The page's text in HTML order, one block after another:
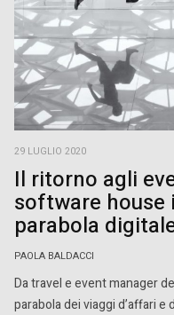
29 LUGLIO 2020
Il ritorno agli
software house
parabola
PAOLA BALDACCI
Da travel e event manager
parabola dei viaggi d’affari